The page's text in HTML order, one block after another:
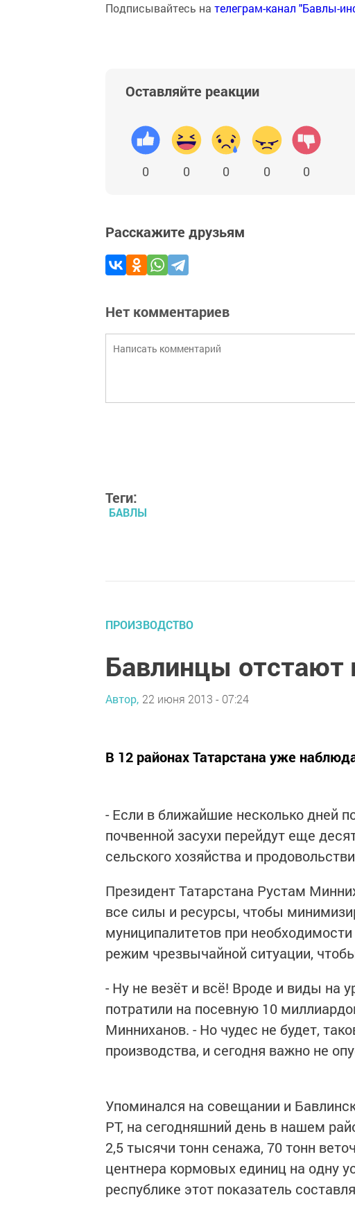
Подписывайтесь на телеграм-канал "Бавлы-
Оставляйте реакции
0 0 0 0 0
Расскажите друзьям
Нет комментариев
Теги:
БАВЛЫ
ПРОИЗВОДСТВО
Бавлинцы отстают
Автор, 22 июня 2013 - 07:24
В 12 районах Татарстана уже
- Если в ближайшие несколько дней
почвенной засухи перейдут еще
сельского хозяйства и
Президент Татарстана Рустам
все силы и ресурсы, чтобы
муниципалитетов при
режим чрезвычайной ситуации,
- Ну не везёт и всё! Вроде и виды на
потратили на посевную 10
Минниханов. - Но чудес не будет,
производства, и сегодня важно не
Упоминался на совещании и
РТ, на сегодняшний день в нашем
2,5 тысячи тонн сенажа, 70 тонн
центнера кормовых единиц на одну
республике этот показатель